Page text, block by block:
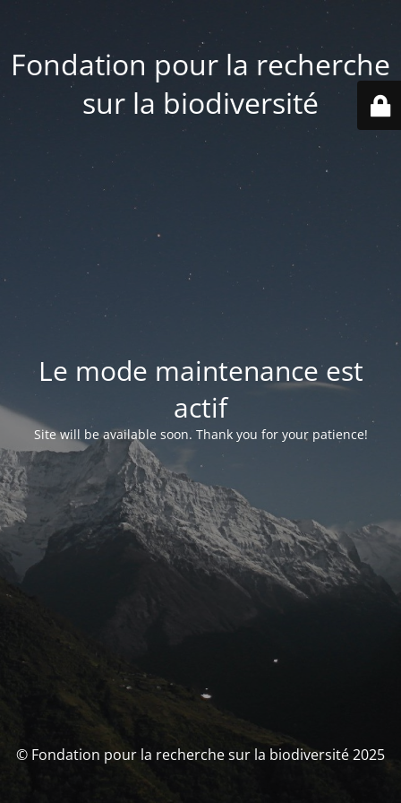
Fondation pour la recherche
sur la biodiversité
Le mode maintenance est
actif
Site will be available soon. Thank you for your patience!
© Fondation pour la recherche sur la biodiversité 2025